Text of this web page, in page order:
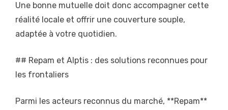
Une bonne mutuelle doit donc accompagner cette
réalité locale et offrir une couverture souple,
adaptée à votre quotidien.
## Repam et Alptis : des solutions reconnues pour
les frontaliers
Parmi les acteurs reconnus du marché, **Repam**